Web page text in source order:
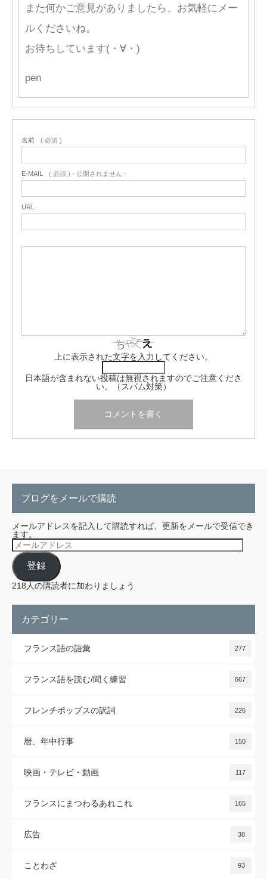
また何かご意見がありましたら、お気軽にメー
ルくださいね。
お待ちしています(・∀・)
pen
名前 ( 必須 )
E-MAIL ( 必須 ) - 公開されません -
URL
上に表示された文字を入力してください。
日本語が含まれない投稿は無視されますのでご注意くださ
い。（スパム対策）
ブログをメールで購読
メールアドレスを記入して購読すれば、更新をメールで受信でき
ます。
メ
ー
ル
ア
ド
レ
ス
登録
218人の購読者に加わりましょう
カテゴリー
フランス語の語彙 277
フランス語を読む/聞く練習 667
フレンチポップスの訳詞 226
暦、年中行事 150
映画・テレビ・動画 117
フランスにまつわるあれこれ 165
広告 38
ことわざ 93